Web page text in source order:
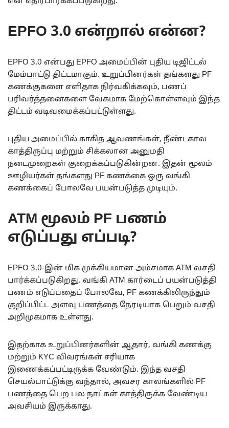
EPFO 3.0 என்றால் என்ன?
EPFO 3.0 என்பது EPFO அமைப்பின் புதிய டிஜிட்டல்
மேம்பாட்டு திட்டமாகும். உறுப்பினர்கள் தங்களது PF
கணக்குகளை எளிதாக நிர்வகிக்கவும், பணப்
பரிவர்த்தனைகளை வேகமாக மேற்கொள்ளவும் இந்த
திட்டம் வடிவமைக்கப்பட்டுள்ளது.
புதிய அமைப்பில் காகித ஆவணங்கள், நீண்டகால
காத்திருப்பு மற்றும் சிக்கலான அனுமதி
நடைமுறைகள் குறைக்கப்படுகின்றன. இதன் மூலம்
ஊழியர்கள் தங்களது PF கணக்கை ஒரு வங்கி
கணக்கைப் போலவே பயன்படுத்த முடியும்.
ATM மூலம் PF பணம்
எடுப்பது எப்படி?
EPFO 3.0-இன் மிக முக்கியமான அம்சமாக ATM வசதி
பார்க்கப்படுகிறது. வங்கி ATM கார்டைப் பயன்படுத்தி
பணம் எடுப்பதைப் போலவே, PF கணக்கிலிருந்தும்
குறிப்பிட்ட அளவு பணத்தை நேரடியாக பெறும் வசதி
அறிமுகமாக உள்ளது.
இதற்காக உறுப்பினர்களின் ஆதார், வங்கி கணக்கு
மற்றும் KYC விவரங்கள் சரியாக
இணைக்கப்பட்டிருக்க வேண்டும். இந்த வசதி
செயல்பாட்டுக்கு வந்தால், அவசர காலங்களில் PF
பணத்தை பெற பல நாட்கள் காத்திருக்க வேண்டிய
அவசியம் இருக்காது.